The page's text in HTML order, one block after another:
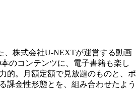
、株式会社U-NEXTが運営する動画
のコンテンツに、電子書籍も楽し
的。月額定額で見放題のものと、ポ
課金性形態とを、組み合わせたよう